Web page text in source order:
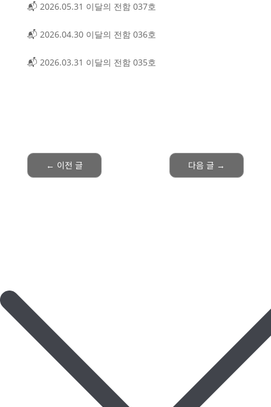
📬 2026.05.31 이달의 전함 037호
📬 2026.04.30 이달의 전함 036호
📬 2026.03.31 이달의 전함 035호
← 이전 글 다음 글 →